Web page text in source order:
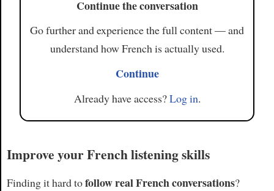
Continue the conversation
Go further and experience the full content — and
understand how French is actually used.
Continue
Already have access?Log in.
Improve your French listening skills
Finding it hard tofollow real French conversations?